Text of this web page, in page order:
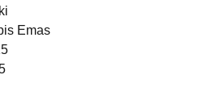
Emas